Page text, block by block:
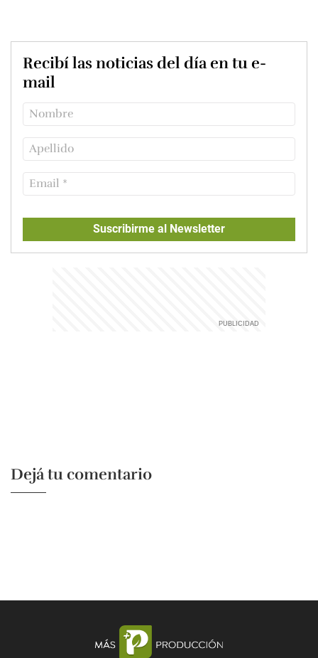
Recibí las noticias del día en tu e-
mail
Suscribirme al Newsletter
Dejá tu comentario